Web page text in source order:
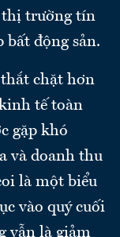
thị trường tín
bất động sản.
chặt hơn
tế toàn
gặp khó
và doanh thu
là một biểu
vào quý cuối
vẫn là giảm